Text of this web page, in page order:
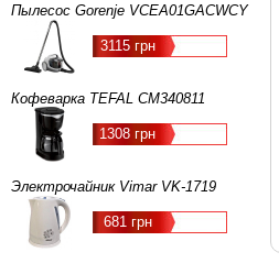
Пылесос Gorenje VCEA01GACWCY
3115 грн
Кофеварка TEFAL CM340811
1308 грн
Электрочайник Vimar VK-1719
681 грн